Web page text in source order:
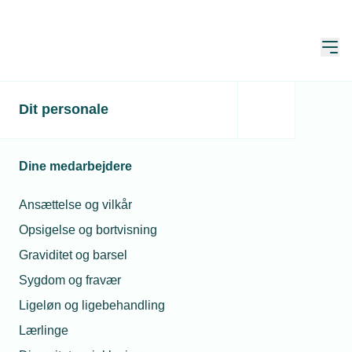
Dit personale
Dine medarbejdere
Ansættelse og vilkår
Opsigelse og bortvisning
Graviditet og barsel
Sygdom og fravær
Ligeløn og ligebehandling
Lærlinge
Jespers første ansatte